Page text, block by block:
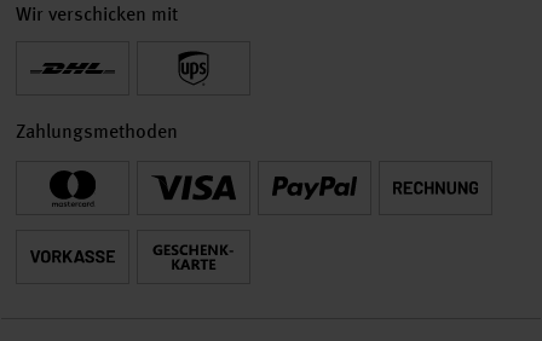
Wir verschicken mit
Zahlungsmethoden